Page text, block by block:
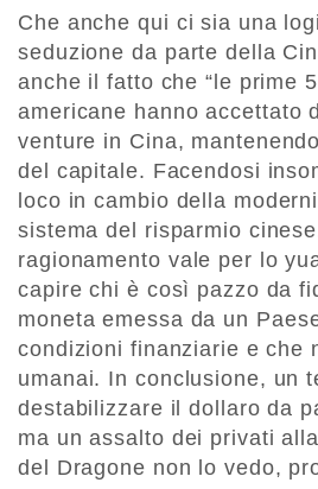
Che anche qui ci sia una
seduzione da parte della
anche il fatto che “le prime
americane hanno accettato
venture in Cina,
del capitale. Facendosi
loco in cambio della
sistema del risparmio
ragionamento vale per lo
capire chi è così pazzo da
moneta emessa da un
condizioni finanziarie e che
umanai. In conclusione, un
destabilizzare il dollaro da
ma un assalto dei privati
del Dragone non lo vedo,